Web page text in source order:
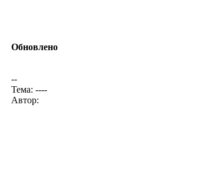
Обновлено
--
Тема: ----
Автор: